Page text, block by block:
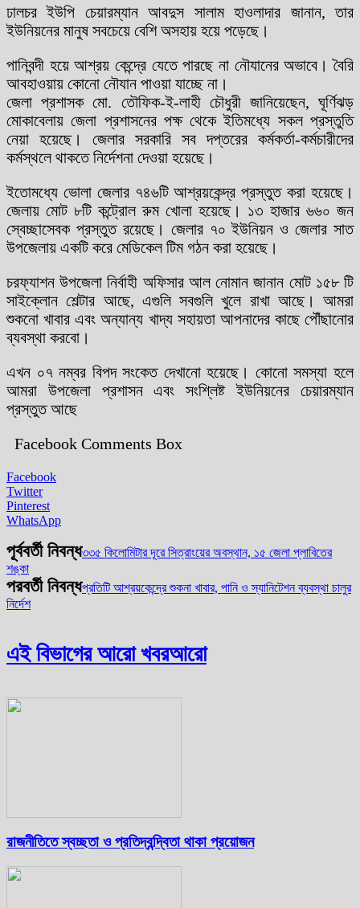
ঢালচর ইউপি চেয়ারম্যান আবদুস সালাম হাওলাদার জানান, তার
ইউনিয়নের মানুষ সবচেয়ে বেশি অসহায় হয়ে পড়েছে।
পানিবন্দী হয়ে আশ্রয় কেন্দ্রে যেতে পারছে না নৌযানের অভাবে। বৈরি
আবহাওয়ায় কোনো নৌযান পাওয়া যাচ্ছে না।
জেলা প্রশাসক মো. তৌফিক-ই-লাহী চৌধুরী জানিয়েছেন, ঘূর্ণিঝড়
মোকাবেলায় জেলা প্রশাসনের পক্ষ থেকে ইতিমধ্যে সকল প্রস্তুতি
নেয়া হয়েছে। জেলার সরকারি সব দপ্তরের কর্মকর্তা-কর্মচারীদের
কর্মস্থলে থাকতে নির্দেশনা দেওয়া হয়েছে।
ইতোমধ্যে ভোলা জেলার ৭৪৬টি আশ্রয়কেন্দ্র প্রস্তুত করা হয়েছে।
জেলায় মোট ৮টি কন্ট্রোল রুম খোলা হয়েছে। ১৩ হাজার ৬৬০ জন
স্বেচ্ছাসেবক প্রস্তুত রয়েছে। জেলার ৭০ ইউনিয়ন ও জেলার সাত
উপজেলায় একটি করে মেডিকেল টিম গঠন করা হয়েছে।
চরফ্যাশন উপজেলা নির্বাহী অফিসার আল নোমান জানান মোট ১৫৮ টি
সাইক্লোন শেল্টার আছে, এগুলি সবগুলি খুলে রাখা আছে। আমরা
শুকনো খাবার এবং অন্যান্য খাদ্য সহায়তা আপনাদের কাছে পৌঁছানোর
ব্যবস্থা করবো।
এখন ০৭ নম্বর বিপদ সংকেত দেখানো হয়েছে। কোনো সমস্যা হলে
আমরা উপজেলা প্রশাসন এবং সংশ্লিষ্ট ইউনিয়নের চেয়ারম্যান
প্রস্তুত আছে
Facebook Comments Box
Facebook
Twitter
Pinterest
WhatsApp
পূর্ববর্তী নিবন্ধ৩৩৫ কিলোমিটার দূরে সিত্রাংয়ের অবস্থান, ১৫ জেলা প্লাবিতের
শঙ্কা
পরবর্তী নিবন্ধপ্রতিটি আশ্রয়কেন্দ্রে শুকনা খাবার, পানি ও স্যানিটেশন ব্যবস্থা চালুর
নির্দেশ
এই বিভাগের আরো খবরআরো
রাজনীতিতে স্বচ্ছতা ও প্রতিদ্বন্দ্বিতা থাকা প্রয়োজন